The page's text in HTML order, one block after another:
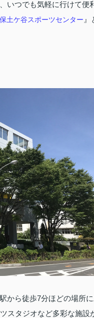
いつでも気軽に行けて便
保土ケ谷スポーツセンター 』
から徒歩7分ほどの場所
スタジオなど多彩な施